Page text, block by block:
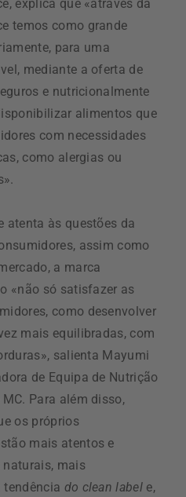
explica que «através da
temos como grande
para uma
mediante a oferta de
e nutricionalmente
alimentos que
com necessidades
como alergias ou
atenta às questões da
assim como
a marca
«não só satisfazer as
como desenvolver
mais equilibradas, com
salienta Mayumi
de Equipa de Nutrição
Para além disso,
os próprios
mais atentos e
mais
do clean label e,